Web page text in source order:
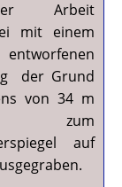
Arbeit
mit einem
der Grund
von 34 m
auf